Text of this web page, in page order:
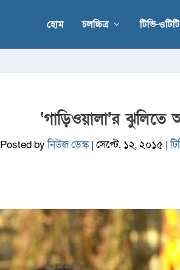
হোম চলচ্চিত্র টিভি-ওটিটি
‘গাড়িওয়ালা’র
Posted byনিউজ ডেস্ক| সেপ্টে. ১২, ২০১৫|